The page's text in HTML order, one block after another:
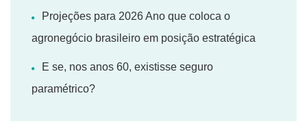
Projeções para 2026 Ano que coloca o
agronegócio brasileiro em posição estratégica
E se, nos anos 60, existisse seguro
paramétrico?